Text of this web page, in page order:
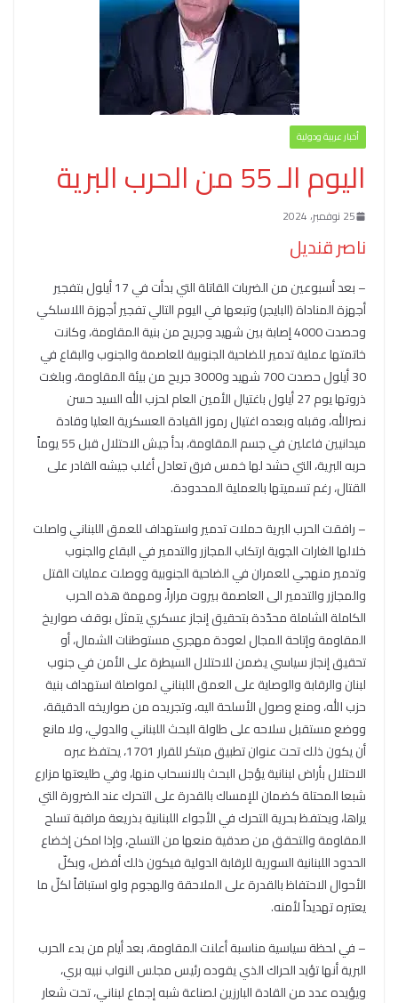
أخبار عربية ودولية
اليوم الـ 55 من الحرب البرية
25 نوفمبر، 2024
ناصر قنديل
– بعد أسبوعين من الضربات القاتلة التي بدأت في 17 أيلول بتفجير
أجهزة المناداة (البايجر) وتبعها في اليوم التالي تفجير أجهزة اللاسلكي
وحصدت 4000 إصابة بين شهيد وجريح من بنية المقاومة، وكانت
خاتمتها عملية تدمير للضاحية الجنوبية للعاصمة والجنوب والبقاع في
30 أيلول حصدت 700 شهيد و3000 جريح من بيئة المقاومة، وبلغت
ذروتها يوم 27 أيلول باغتيال الأمين العام لحزب الله السيد حسن
نصرالله، وقبله وبعده اغتيال رموز القيادة العسكرية العليا وقادة
ميدانيين فاعلين في جسم المقاومة، بدأ جيش الاحتلال قبل 55 يوماً
حربه البرية، التي حشد لها خمس فرق تعادل أغلب جيشه القادر على
القتال، رغم تسميتها بالعملية المحدودة.
– رافقت الحرب البرية حملات تدمير واستهداف للعمق اللبناني واصلت
خلالها الغارات الجوية ارتكاب المجازر والتدمير في البقاع والجنوب
وتدمير منهجي للعمران في الضاحية الجنوبية ووصلت عمليات القتل
والمجازر والتدمير الى العاصمة بيروت مراراً، ومهمة هذه الحرب
الكاملة الشاملة محدّدة بتحقيق إنجاز عسكري يتمثل بوقف صواريخ
المقاومة وإتاحة المجال لعودة مهجري مستوطنات الشمال، أو
تحقيق إنجاز سياسي يضمن للاحتلال السيطرة على الأمن في جنوب
لبنان والرقابة والوصاية على العمق اللبناني لمواصلة استهداف بنية
حزب الله، ومنع وصول الأسلحة اليه، وتجريده من صواريخه الدقيقة،
ووضع مستقبل سلاحه على طاولة البحث اللبناني والدولي، ولا مانع
أن يكون ذلك تحت عنوان تطبيق مبتكر للقرار 1701، يحتفظ عبره
الاحتلال بأراض لبنانية يؤجل البحث بالانسحاب منها، وفي طليعتها مزارع
شبعا المحتلة كضمان للإمساك بالقدرة على التحرك عند الضرورة التي
يراها، ويحتفظ بحرية التحرك في الأجواء اللبنانية بذريعة مراقبة تسلح
المقاومة والتحقق من صدقية منعها من التسلح، وإذا امكن إخضاع
الحدود اللبنانية السورية للرقابة الدولية فيكون ذلك أفضل، وبكلّ
الأحوال الاحتفاظ بالقدرة على الملاحقة والهجوم ولو استباقاً لكلّ ما
يعتبره تهديداً لأمنه.
– في لحظة سياسية مناسبة أعلنت المقاومة، بعد أيام من بدء الحرب
البرية أنها تؤيد الحراك الذي يقوده رئيس مجلس النواب نبيه بري،
ويؤيده عدد من القادة البارزين لصناعة شبه إجماع لبناني، تحت شعار